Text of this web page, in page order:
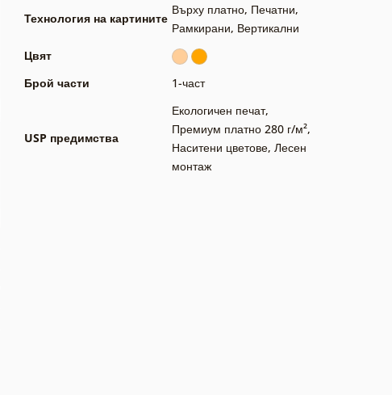
Технология на картините
Върху платно, Печатни,
Рамкирани, Вертикални
Цвят
Брой части
1-част
USP предимства
Екологичен печат,
Премиум платно 280 г/м²,
Наситени цветове, Лесен
монтаж